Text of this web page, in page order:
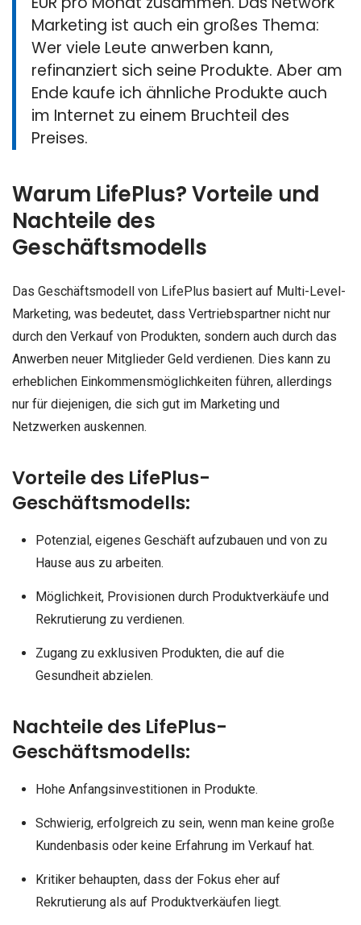
Marketing ist auch ein großes Thema:
Wer viele Leute anwerben kann,
refinanziert sich seine Produkte. Aber am
Ende kaufe ich ähnliche Produkte auch
im Internet zu einem Bruchteil des
Preises.
Warum LifePlus? Vorteile und
Nachteile des
Geschäftsmodells
Das Geschäftsmodell von LifePlus basiert auf Multi-Level-
Marketing, was bedeutet, dass Vertriebspartner nicht nur
durch den Verkauf von Produkten, sondern auch durch das
Anwerben neuer Mitglieder Geld verdienen. Dies kann zu
erheblichen Einkommensmöglichkeiten führen, allerdings
nur für diejenigen, die sich gut im Marketing und
Netzwerken auskennen.
Vorteile des LifePlus-
Geschäftsmodells:
Potenzial, eigenes Geschäft aufzubauen und von zu
Hause aus zu arbeiten.
Möglichkeit, Provisionen durch Produktverkäufe und
Rekrutierung zu verdienen.
Zugang zu exklusiven Produkten, die auf die
Gesundheit abzielen.
Nachteile des LifePlus-
Geschäftsmodells:
Hohe Anfangsinvestitionen in Produkte.
Schwierig, erfolgreich zu sein, wenn man keine große
Kundenbasis oder keine Erfahrung im Verkauf hat.
Kritiker behaupten, dass der Fokus eher auf
Rekrutierung als auf Produktverkäufen liegt.